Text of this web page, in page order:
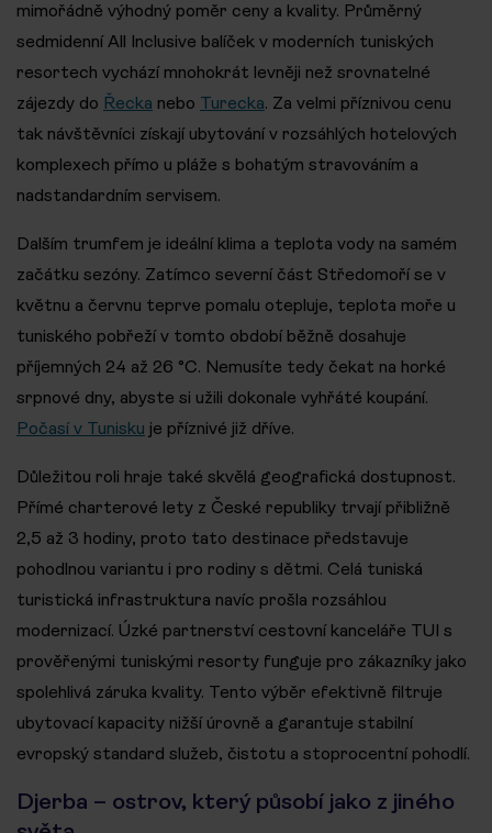
mimořádně výhodný poměr ceny a kvality. Průměrný
sedmidenní All Inclusive balíček v moderních tuniských
resortech vychází mnohokrát levněji než srovnatelné
zájezdy do Řecka nebo Turecka. Za velmi příznivou cenu
tak návštěvníci získají ubytování v rozsáhlých hotelových
komplexech přímo u pláže s bohatým stravováním a
nadstandardním servisem.
Dalším trumfem je ideální klima a teplota vody na samém
začátku sezóny. Zatímco severní část Středomoří se v
květnu a červnu teprve pomalu otepluje, teplota moře u
tuniského pobřeží v tomto období běžně dosahuje
příjemných 24 až 26 °C. Nemusíte tedy čekat na horké
srpnové dny, abyste si užili dokonale vyhřáté koupání.
Počasí v Tunisku je příznivé již dříve.
Důležitou roli hraje také skvělá geografická dostupnost.
Přímé charterové lety z České republiky trvají přibližně
2,5 až 3 hodiny, proto tato destinace představuje
pohodlnou variantu i pro rodiny s dětmi. Celá tuniská
turistická infrastruktura navíc prošla rozsáhlou
modernizací. Úzké partnerství cestovní kanceláře TUI s
prověřenými tuniskými resorty funguje pro zákazníky jako
spolehlivá záruka kvality. Tento výběr efektivně filtruje
ubytovací kapacity nižší úrovně a garantuje stabilní
evropský standard služeb, čistotu a stoprocentní pohodlí.
Djerba – ostrov, který působí jako z jiného